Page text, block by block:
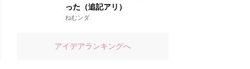
った（追記アリ）
ねむンダ
アイデアランキングへ